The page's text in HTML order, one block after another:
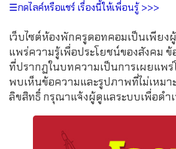
☰กดไลค์หรือแชร์ เรื่องนี้ให้เพื่อนรู้ >>>
เว็บไซต์ห้องพักครูดอทคอมเป็นเพียง
แพร่ความรู้เพื่อประโยชน์ของสังคม
ที่ปรากฏในบทความเป็นการเผยแพร่
พบเห็นข้อความและรูปภาพที่ไม่เหมา
ลิขสิทธิ์ กรุณาแจ้งผู้ดูแลระบบเพื่อดำ